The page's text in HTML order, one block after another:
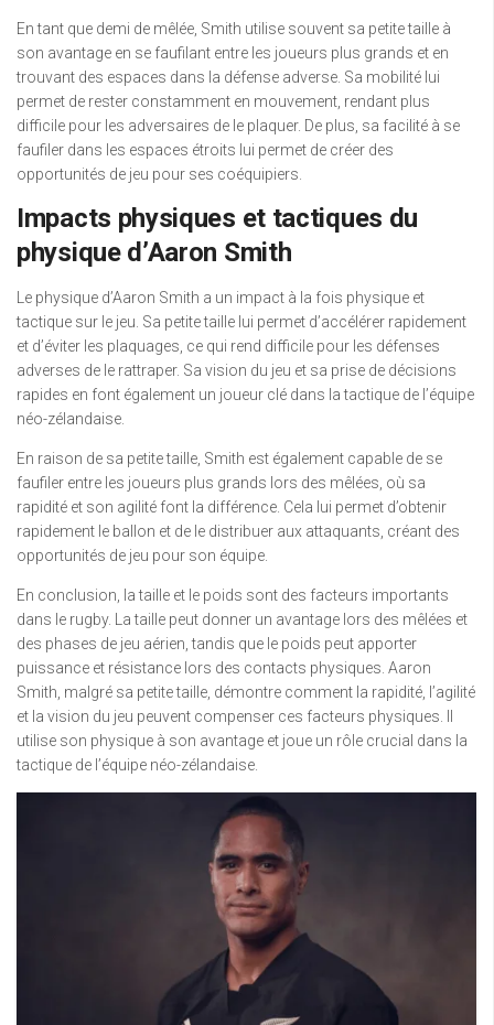
En tant que demi de mêlée, Smith utilise souvent sa petite taille à
son avantage en se faufilant entre les joueurs plus grands et en
trouvant des espaces dans la défense adverse. Sa mobilité lui
permet de rester constamment en mouvement, rendant plus
difficile pour les adversaires de le plaquer. De plus, sa facilité à se
faufiler dans les espaces étroits lui permet de créer des
opportunités de jeu pour ses coéquipiers.
Impacts physiques et tactiques du
physique d’Aaron Smith
Le physique d’Aaron Smith a un impact à la fois physique et
tactique sur le jeu. Sa petite taille lui permet d’accélérer rapidement
et d’éviter les plaquages, ce qui rend difficile pour les défenses
adverses de le rattraper. Sa vision du jeu et sa prise de décisions
rapides en font également un joueur clé dans la tactique de l’équipe
néo-zélandaise.
En raison de sa petite taille, Smith est également capable de se
faufiler entre les joueurs plus grands lors des mêlées, où sa
rapidité et son agilité font la différence. Cela lui permet d’obtenir
rapidement le ballon et de le distribuer aux attaquants, créant des
opportunités de jeu pour son équipe.
En conclusion, la taille et le poids sont des facteurs importants
dans le rugby. La taille peut donner un avantage lors des mêlées et
des phases de jeu aérien, tandis que le poids peut apporter
puissance et résistance lors des contacts physiques. Aaron
Smith, malgré sa petite taille, démontre comment la rapidité, l’agilité
et la vision du jeu peuvent compenser ces facteurs physiques. Il
utilise son physique à son avantage et joue un rôle crucial dans la
tactique de l’équipe néo-zélandaise.